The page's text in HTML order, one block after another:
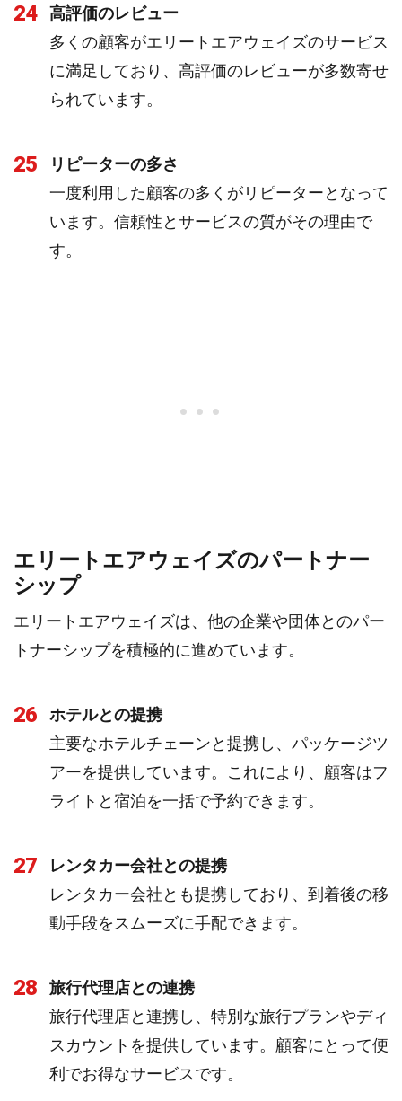
24
高評価のレビュー
多くの顧客がエリートエアウェイズのサービス
に満足しており、高評価のレビューが多数寄せ
られています。
25
リピーターの多さ
一度利用した顧客の多くがリピーターとなって
います。信頼性とサービスの質がその理由で
す。
エリートエアウェイズのパートナー
シップ
エリートエアウェイズは、他の企業や団体とのパー
トナーシップを積極的に進めています。
26
ホテルとの提携
主要なホテルチェーンと提携し、パッケージツ
アーを提供しています。これにより、顧客はフ
ライトと宿泊を一括で予約できます。
27
レンタカー会社との提携
レンタカー会社とも提携しており、到着後の移
動手段をスムーズに手配できます。
28
旅行代理店との連携
旅行代理店と連携し、特別な旅行プランやディ
スカウントを提供しています。顧客にとって便
利でお得なサービスです。